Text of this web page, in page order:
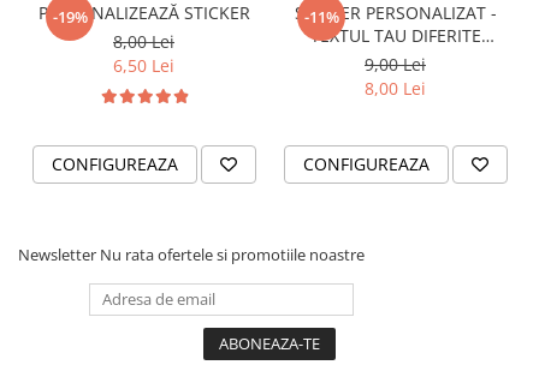
ECHIPAMENT DE LUCRU
PERSONALIZAT
PLACUTE INFORMATIVE
TRICOURI PERSONALIZATE
TRICOURI MĂRCI AUTO
TRICOURI BMW
TRICOURI DACIA
TRICOURI FORD
-19%
PERSONALIZEAZĂ STICKER
8,00 Lei
6,50 Lei
CONFIGUREAZA
-11%
STICKER PERSONALIZAT -
TEXTUL TAU DIFERITE
FONTURI
9,00 Lei
8,00 Lei
CONFIGUREAZA
Newsletter Nu rata ofertele si promotiile noastre